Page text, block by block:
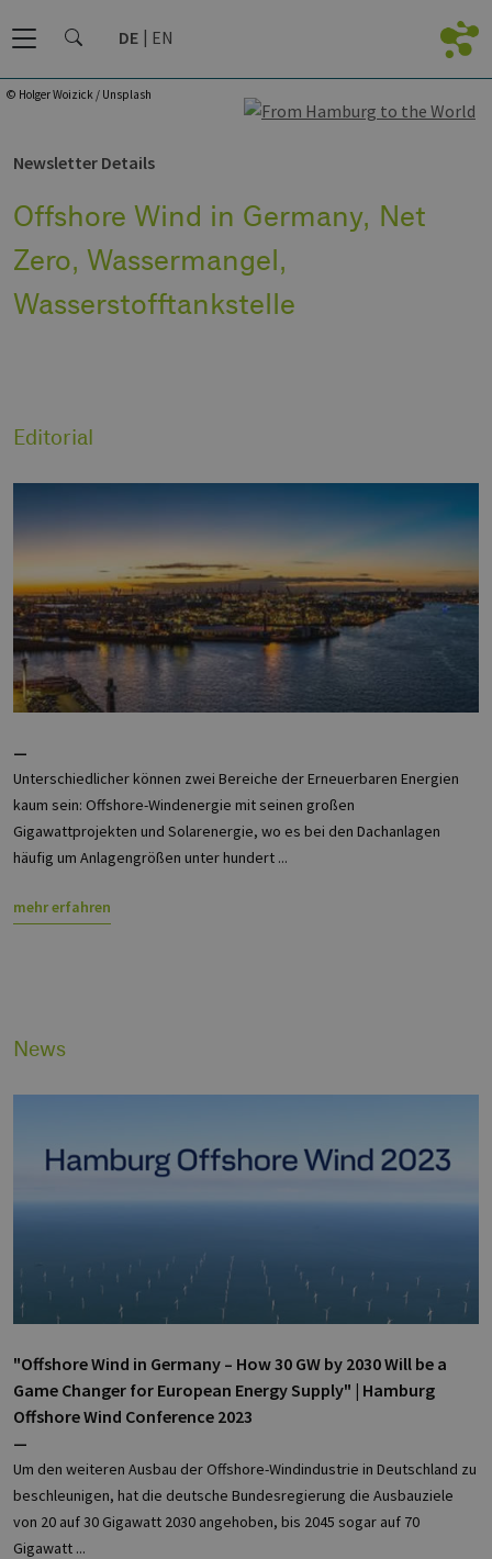
DE EN
© Holger Woizick / Unsplash
Newsletter Details
Offshore Wind in Germany, Net
Zero, Wassermangel,
Wasserstofftankstelle
Editorial
—
Unterschiedlicher können zwei Bereiche der Erneuerbaren Energien
kaum sein: Offshore-Windenergie mit seinen großen
Gigawattprojekten und Solarenergie, wo es bei den Dachanlagen
häufig um Anlagengrößen unter hundert ...
mehr erfahren
News
"Offshore Wind in Germany – How 30 GW by 2030 Will be a
Game Changer for European Energy Supply" | Hamburg
Offshore Wind Conference 2023
—
Um den weiteren Ausbau der Offshore-Windindustrie in Deutschland zu
beschleunigen, hat die deutsche Bundesregierung die Ausbauziele
von 20 auf 30 Gigawatt 2030 angehoben, bis 2045 sogar auf 70
Gigawatt ...